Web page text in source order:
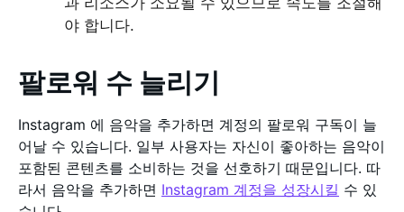
야 합니다.
팔로워 수 늘리기
Instagram 에 음악을 추가하면 계정의 팔로워 구독이 늘
어날 수 있습니다. 일부 사용자는 자신이 좋아하는 음악이
포함된 콘텐츠를 소비하는 것을 선호하기 때문입니다. 따
라서 음악을 추가하면 Instagram 계정을 성장시킬 수 있